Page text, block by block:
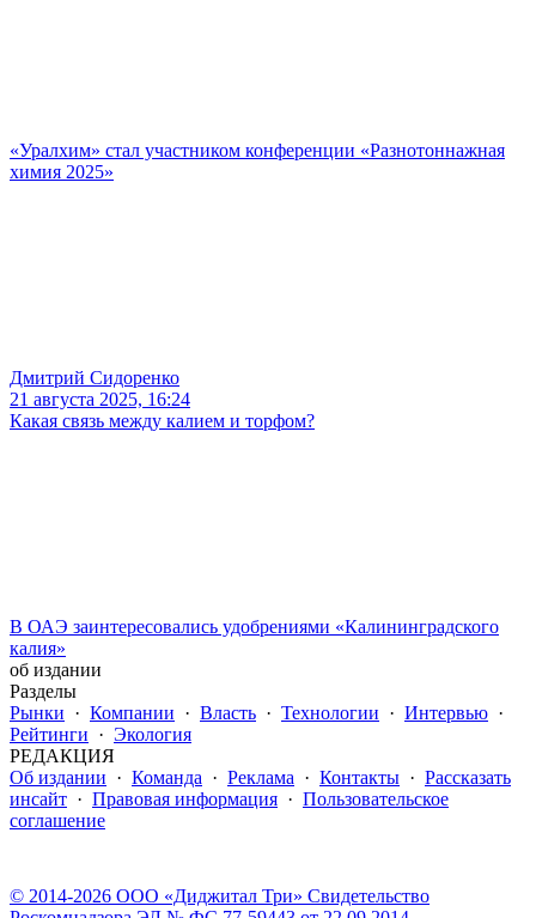
«Уралхим» стал участником конференции «Разнотоннажная
химия 2025»
Дмитрий Сидоренко
21 августа 2025, 16:24
Какая связь между калием и торфом?
В ОАЭ заинтересовались удобрениями «Калининградского
калия»
об издании
Разделы
Рынки · Компании · Власть · Технологии · Интервью ·
Рейтинги · Экология
РЕДАКЦИЯ
Об издании · Команда · Реклама · Контакты · Рассказать
инсайт · Правовая информация · Пользовательское
соглашение
© 2014-2026 ООО «Диджитал Три» Свидетельство